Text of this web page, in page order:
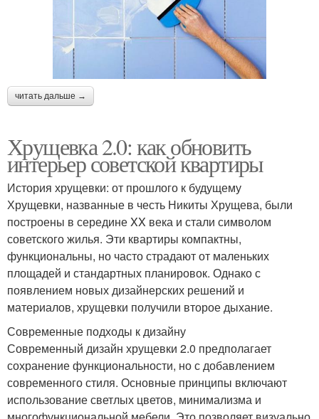
читать дальше →
Хрущевка 2.0: как обновить
интерьер советской квартиры
История хрущевки: от прошлого к будущему
Хрущевки, названные в честь Никиты Хрущева, были
построены в середине XX века и стали символом
советского жилья. Эти квартиры компактны,
функциональны, но часто страдают от маленьких
площадей и стандартных планировок. Однако с
появлением новых дизайнерских решений и
материалов, хрущевки получили второе дыхание.
Современные подходы к дизайну
Современный дизайн хрущевки 2.0 предполагает
сохранение функциональности, но с добавлением
современного стиля. Основные принципы включают
использование светлых цветов, минимализма и